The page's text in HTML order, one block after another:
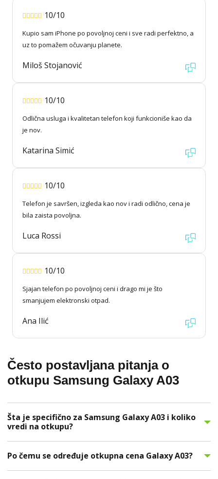
10/10
Kupio sam iPhone po povoljnoj ceni i sve radi perfektno, a
uz to pomažem očuvanju planete.
Miloš Stojanović
10/10
Odlična usluga i kvalitetan telefon koji funkcioniše kao da
je nov.
Katarina Simić
10/10
Telefon je savršen, izgleda kao nov i radi odlično, cena je
bila zaista povoljna.
Luca Rossi
10/10
Sjajan telefon po povoljnoj ceni i drago mi je što
smanjujem elektronski otpad.
Ana Ilić
Često postavljana pitanja o
otkupu Samsung Galaxy A03
Šta je specifično za Samsung Galaxy A03 i koliko
vredi na otkupu?
Po čemu se određuje otkupna cena Galaxy A03?